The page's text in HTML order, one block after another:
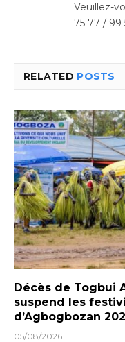
Veuillez-
75 77 / 99
RELATED POSTS
Décès de Togbui
suspend les
d’Agbogbozan
05/08/2026